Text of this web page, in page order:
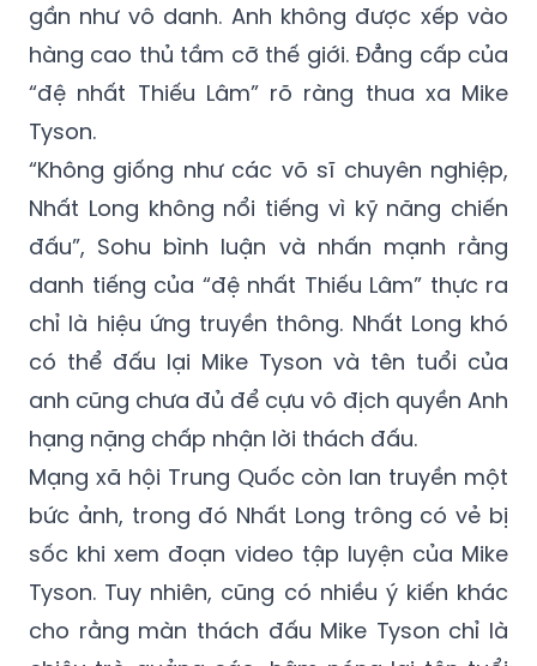
gần như vô danh. Anh không được xếp vào
hàng cao thủ tầm cỡ thế giới. Đẳng cấp của
“đệ nhất Thiếu Lâm” rõ ràng thua xa Mike
Tyson.
“Không giống như các võ sĩ chuyên nghiệp,
Nhất Long không nổi tiếng vì kỹ năng chiến
đấu”, Sohu bình luận và nhấn mạnh rằng
danh tiếng của “đệ nhất Thiếu Lâm” thực ra
chỉ là hiệu ứng truyền thông. Nhất Long khó
có thể đấu lại Mike Tyson và tên tuổi của
anh cũng chưa đủ để cựu vô địch quyền Anh
hạng nặng chấp nhận lời thách đấu.
Mạng xã hội Trung Quốc còn lan truyền một
bức ảnh, trong đó Nhất Long trông có vẻ bị
sốc khi xem đoạn video tập luyện của Mike
Tyson. Tuy nhiên, cũng có nhiều ý kiến khác
cho rằng màn thách đấu Mike Tyson chỉ là